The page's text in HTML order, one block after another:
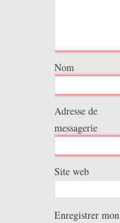
Nom
Adresse de
messagerie
Site web
Enregistrer mon